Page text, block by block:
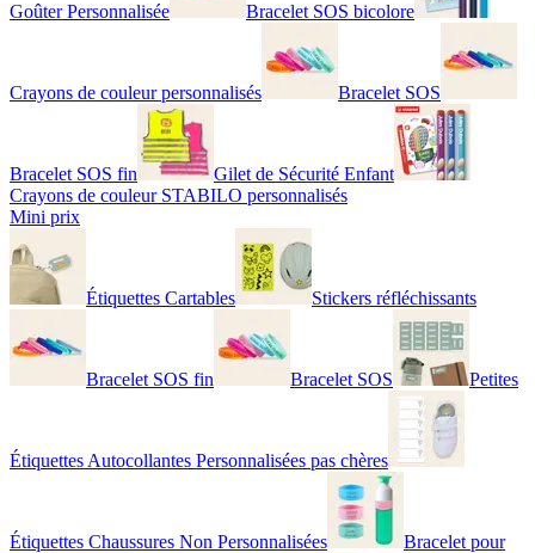
Goûter Personnalisée Bracelet SOS bicolore
Crayons de couleur personnalisés Bracelet SOS
Bracelet SOS fin
Gilet de Sécurité Enfant
Crayons de couleur STABILO personnalisés
Mini prix
Étiquettes Cartables Stickers réfléchissants
Bracelet SOS fin Bracelet SOS Petites
Étiquettes Autocollantes Personnalisées pas chères
Étiquettes Chaussures Non Personnalisées Bracelet pour